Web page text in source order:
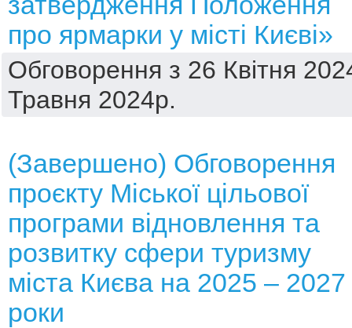
про ярмарки у місті Києві»
Обговорення з 26 Квітня
Травня 2024р.
(Завершено) Обговорення
проєкту Міської цільової
програми відновлення та
розвитку сфери туризму
міста Києва на 2025 – 2027
роки